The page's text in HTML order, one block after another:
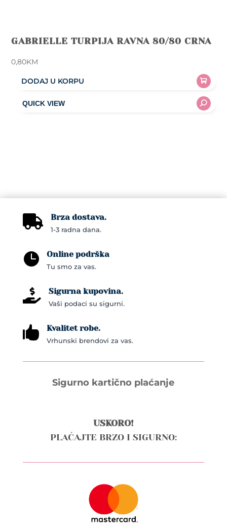
GABRIELLE TURPIJA RAVNA 80/80 CRNA
0,80KM
DODAJ U KORPU
 Brza dostava.
1-3 radna dana.
 Online podrška
Tu smo za vas.
 Sigurna kupovina.
Vaši podaci su sigurni.
 Kvalitet robe.
Vrhunski brendovi za vas.
Sigurno kartično plaćanje
USKORO!
PLAĆAJTE BRZO I SIGURNO: